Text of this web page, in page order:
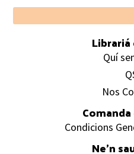
Footer
Quí
Nos
Condicions
Ne’n